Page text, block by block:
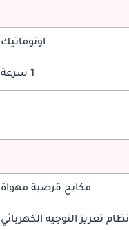
اوتوماتيك
1 سرعة
مكابح قرصية مهواة
نظام تعزيز التوجيه الكهربائي